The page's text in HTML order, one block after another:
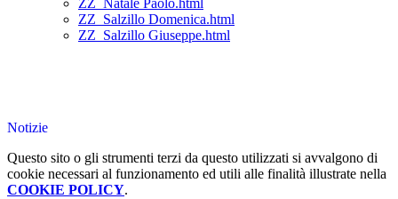
ZZ_Natale Paolo.html
ZZ_Salzillo Domenica.html
ZZ_Salzillo Giuseppe.html
Notizie
Questo sito o gli strumenti terzi da questo utilizzati si avvalgono di
cookie necessari al funzionamento ed utili alle finalità illustrate nella
COOKIE POLICY.